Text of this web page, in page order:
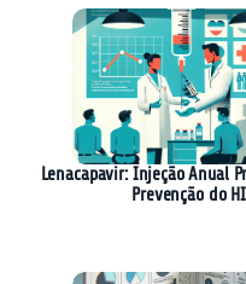
Lenacapavir: Injeção Anual
Prevenção do